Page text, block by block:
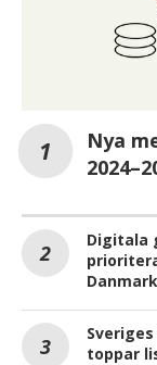
Nya
Digitala
toppar